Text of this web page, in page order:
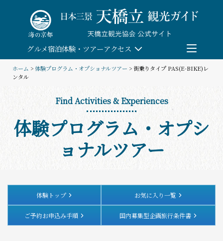
content
グルメ宿泊体験・ツアーアクセス
団体予約
教育/研修旅行
観る・遊ぶ
体験・ツアー
食べる
ホーム >体験プログラム・オプショナルツアー > 街乗りタイプ PAS(E-BIKE)レ
ンタル
Find Activities & Experiences
体験プログラム・オプシ
ョナルツアー
体験トップ お気に入り一覧
ご予約お申込み手順 国内募集型企画旅行条件書